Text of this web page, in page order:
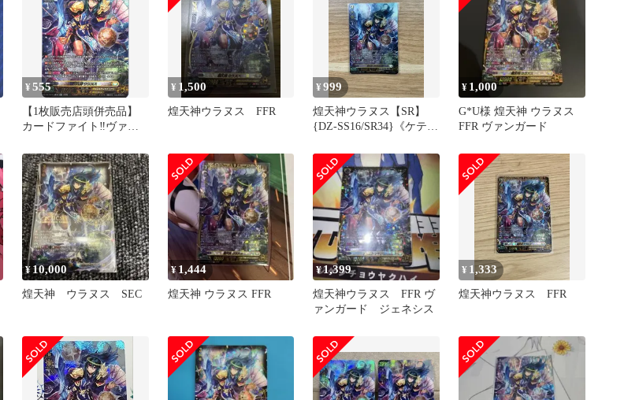
¥555
【1枚販売店頭併売品】
カードファイト‼︎ヴァン
ド,DZシリーズ,スペシャ
ルシリーズ
DZ/SS16/SR34SR 煌天神
ウラヌス SR 1枚
¥ 1,500
煌天神ウラヌス FFR
¥999
煌天神ウラヌス【SR】
{DZ-SS16/SR34}《ケテル
¥ 1,000
G*U様 煌天神 ウラヌス
FFR ヴァンガード
¥ 10,000
煌天神 ウラヌス SEC
¥ 1,444
煌天神 ウラヌス FFR
¥1,399
煌天神ウラヌス FFR ヴ
ァンガード ジェネシス
¥ 1,333
煌天神ウラヌス FFR